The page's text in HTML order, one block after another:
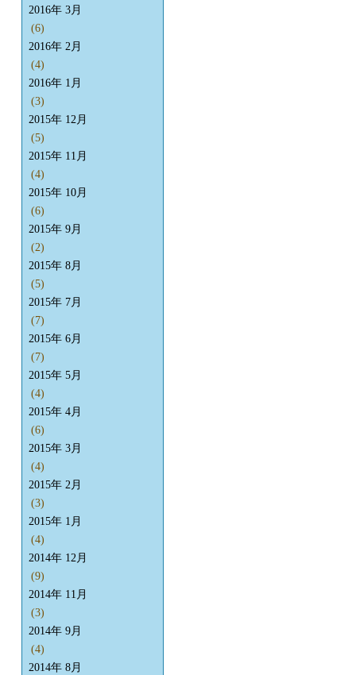
2016年 3月
(6)
2016年 2月
(4)
2016年 1月
(3)
2015年 12月
(5)
2015年 11月
(4)
2015年 10月
(6)
2015年 9月
(2)
2015年 8月
(5)
2015年 7月
(7)
2015年 6月
(7)
2015年 5月
(4)
2015年 4月
(6)
2015年 3月
(4)
2015年 2月
(3)
2015年 1月
(4)
2014年 12月
(9)
2014年 11月
(3)
2014年 9月
(4)
2014年 8月